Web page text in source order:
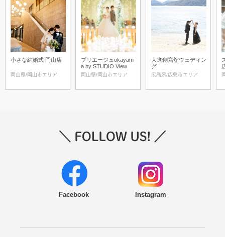
小さな結婚式 岡山店
岡山県/岡山市エリア
プリエージュokayam
a by STUDIO View
岡山県/岡山市エリア
大進創寫舘ウェディン
グ
広島県/広島市エリア
Facebook Instagram